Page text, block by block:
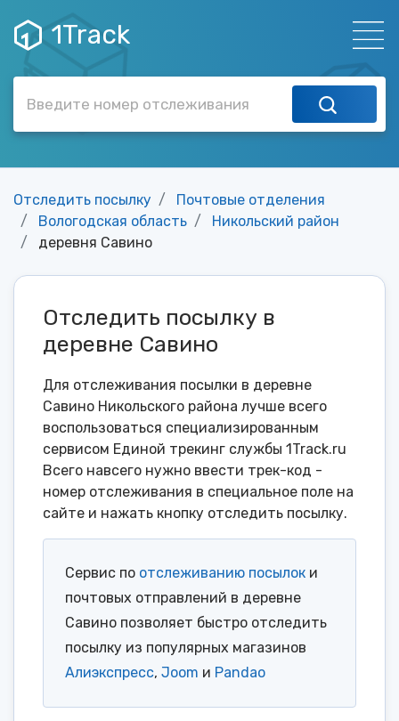
1Track
Отследить посылку
Почтовые отделения
Вологодская область
Никольский район
деревня Савино
Отследить посылку в
деревне Савино
Для отслеживания посылки в деревне
Савино Никольского района лучше всего
воспользоваться специализированным
сервисом Единой трекинг службы 1Track.ru
Всего навсего нужно ввести трек-код -
номер отслеживания в специальное поле на
сайте и нажать кнопку отследить посылку.
Сервис по отслеживанию посылок и
почтовых отправлений в деревне
Савино позволяет быстро отследить
посылку из популярных магазинов
Алиэкспресс, Joom и Pandao